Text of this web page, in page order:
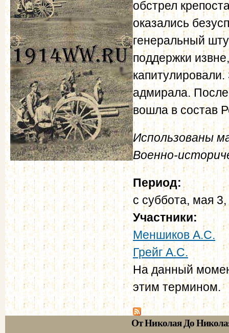
обстрел
оказались
генеральный
поддержки
адмирала.
вошла в состав
Использованы
Военно-
Период:
с суббота, мая
Участники:
Меншиков А.С.
Грейг А.С.
На данный
этим термином.
От Николая До